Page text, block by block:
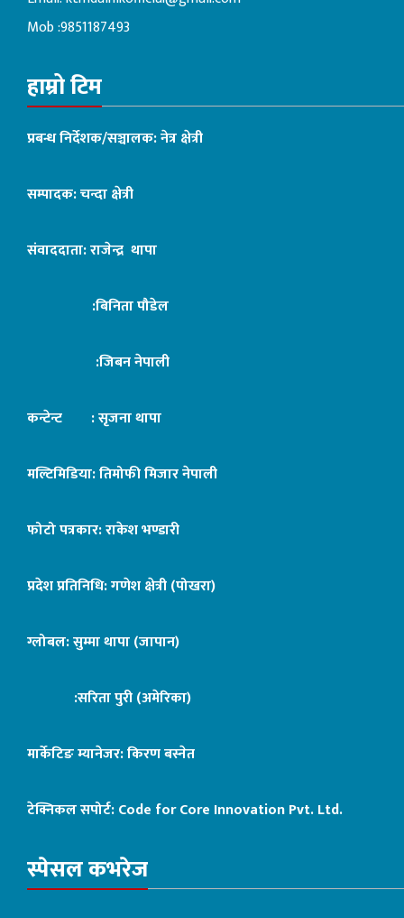
Mob :9851187493
हाम्रो टिम
प्रबन्ध निर्देशक/सञ्चालक: नेत्र क्षेत्री
सम्पादक: चन्दा क्षेत्री
संवाददाता: राजेन्द्र थापा
:बिनिता पौडेल
:जिबन नेपाली
कन्टेन्ट : सृजना थापा
मल्टिमिडिया: तिमोफी मिजार नेपाली
फोटो पत्रकार: राकेश भण्डारी
प्रदेश प्रतिनिधि: गणेश क्षेत्री (पोखरा)
ग्लोबल: सुम्मा थापा (जापान)
:सरिता पुरी (अमेरिका)
मार्केटिङ म्यानेजर: किरण बस्नेत
टेक्निकल सपोर्ट:Code for Core Innovation Pvt. Ltd.
स्पेसल कभरेज